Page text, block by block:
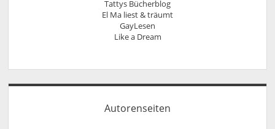
Tattys Bücherblog
El Ma liest & träumt
GayLesen
Like a Dream
Autorenseiten